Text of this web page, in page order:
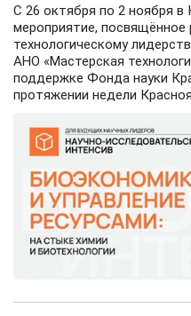
С 26 октября по 2 ноября в
мероприятие, посвящённое
технологическому
АНО «Мастерская
поддержке Фонда науки
протяжении недели